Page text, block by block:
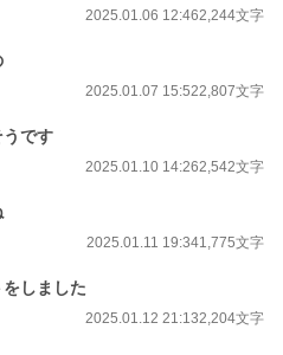
2025.01.06 12:462,244文字
2025.01.07 15:522,807文字
です
2025.01.10 14:262,542文字
2025.01.11 19:341,775文字
しました
2025.01.12 21:132,204文字